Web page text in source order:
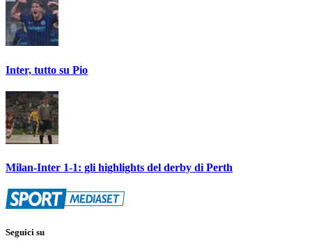
Inter, tutto su Pio
Milan-Inter 1-1: gli highlights del derby di Perth
Seguici su